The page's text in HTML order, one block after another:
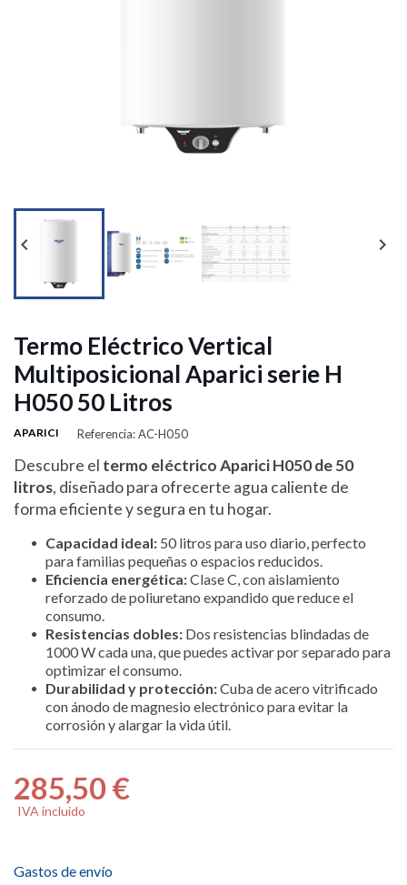
 
Termo Eléctrico Vertical
Multiposicional Aparici serie H
H050 50 Litros
APARICI Referencia: AC-H050
Descubre el termo eléctrico Aparici H050 de 50
litros, diseñado para ofrecerte agua caliente de
forma eficiente y segura en tu hogar.
Capacidad ideal: 50 litros para uso diario, perfecto
para familias pequeñas o espacios reducidos.
Eficiencia energética:Clase C, con aislamiento
reforzado de poliuretano expandido que reduce el
consumo.
Resistencias dobles: Dos resistencias blindadas de
1000 W cada una, que puedes activar por separado para
optimizar el consumo.
Durabilidad y protección:Cuba de acero vitrificado
con ánodo de magnesio electrónico para evitar la
corrosión y alargar la vida útil.
285,50 €
IVA incluido
Gastos de envío